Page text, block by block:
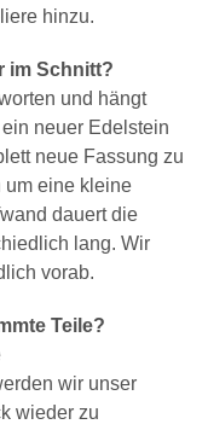
hinzu.
im Schnitt?
und hängt
neuer Edelstein
neue Fassung zu
um eine kleine
dauert die
lang. Wir
vorab.
Teile?
wir unser
wieder zu